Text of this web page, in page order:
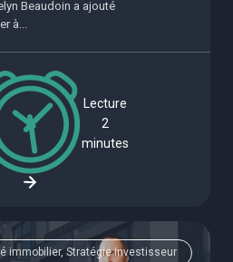
Beaudoin a ajouté
à...
Lecture
2
minutes
immobilier, Stratégie investisseur